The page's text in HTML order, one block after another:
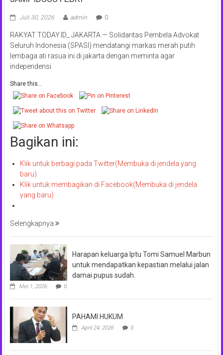
Juli 30, 2026 admin 0
RAKYAT TODAY.ID_ JAKARTA — Solidaritas Pembela Advokat
Seluruh Indonesia (SPASI) mendatangi markas merah putih
lembaga ati rasua ini di jakarta dengan meminta agar
independensi
Share this...
Bagikan ini:
Klik untuk berbagi pada Twitter(Membuka di jendela yang
baru)
Klik untuk membagikan di Facebook(Membuka di jendela
yang baru)
Selengkapnya
Harapan keluarga Iptu Tomi Samuel Marbun
untuk mendapatkan kepastian melalui jalan
damai pupus sudah.
Mei 1, 2026 0
PAHAMI HUKUM
April 24, 2026 0